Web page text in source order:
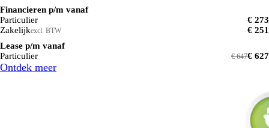
Financieren p/m vanaf
Particulier
€ 273
Zakelijkexcl. BTW
€ 251
Lease p/m vanaf
Particulier
€ 627
€ 647
Ontdek meer